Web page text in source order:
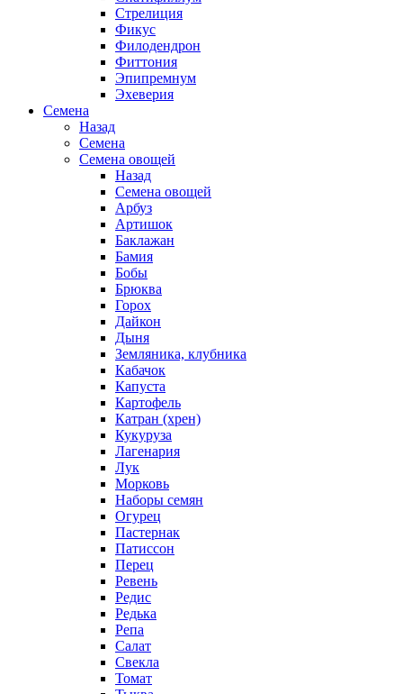
Стрелиция
Фикус
Филодендрон
Фиттония
Эпипремнум
Эхеверия
Семена
Назад
Семена
Семена овощей
Назад
Семена овощей
Арбуз
Артишок
Баклажан
Бамия
Бобы
Брюква
Горох
Дайкон
Дыня
Земляника, клубника
Кабачок
Капуста
Картофель
Катран (хрен)
Кукуруза
Лагенария
Лук
Морковь
Наборы семян
Огурец
Пастернак
Патиссон
Перец
Ревень
Редис
Редька
Репа
Салат
Свекла
Томат